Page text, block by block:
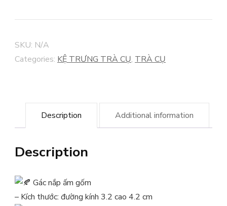
quantity
SKU: N/A
Categories: KỆ TRƯNG TRÀ CỤ, TRÀ CỤ
Description Additional information
Description
Gác nắp ấm gốm
– Kích thước: đường kính 3.2 cao 4.2 cm